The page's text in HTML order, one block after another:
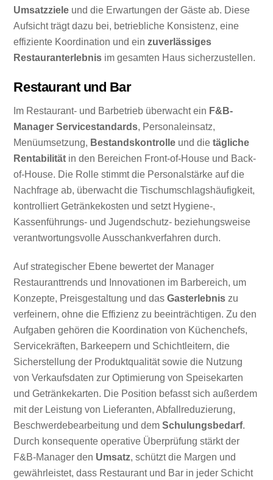
Umsatzziele und die Erwartungen der Gäste ab. Diese
Aufsicht trägt dazu bei, betriebliche Konsistenz, eine
effiziente Koordination und einzuverlässiges
Restauranterlebnis im gesamten Haus sicherzustellen.
Restaurant und Bar
Im Restaurant- und Barbetrieb überwacht ein F&B-
Manager Servicestandards, Personaleinsatz,
Menüumsetzung, Bestandskontrolle und dietägliche
Rentabilität in den Bereichen Front-of-House und Back-
of-House. Die Rolle stimmt die Personalstärke auf die
Nachfrage ab, überwacht die Tischumschlagshäufigkeit,
kontrolliert Getränkekosten und setzt Hygiene-,
Kassenführungs- und Jugendschutz- beziehungsweise
verantwortungsvolle Ausschankverfahren durch.
Auf strategischer Ebene bewertet der Manager
Restauranttrends und Innovationen im Barbereich, um
Konzepte, Preisgestaltung und dasGasterlebnis zu
verfeinern, ohne die Effizienz zu beeinträchtigen. Zu den
Aufgaben gehören die Koordination von Küchenchefs,
Servicekräften, Barkeepern und Schichtleitern, die
Sicherstellung der Produktqualität sowie die Nutzung
von Verkaufsdaten zur Optimierung von Speisekarten
und Getränkekarten. Die Position befasst sich außerdem
mit der Leistung von Lieferanten, Abfallreduzierung,
Beschwerdebearbeitung und demSchulungsbedarf.
Durch konsequente operative Überprüfung stärkt der
F&B-Manager den Umsatz, schützt die Margen und
gewährleistet, dass Restaurant und Bar in jeder Schicht